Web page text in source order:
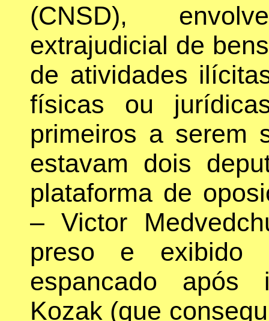
(CNSD),
extrajudicial de
de atividades
físicas ou
primeiros a serem
estavam dois
plataforma de
– Victor
preso e
espancado após
Kozak (que